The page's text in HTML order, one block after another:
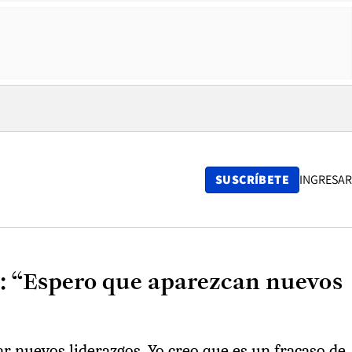
SUSCRÍBETE INGRESAR
que aparezcan nuevos